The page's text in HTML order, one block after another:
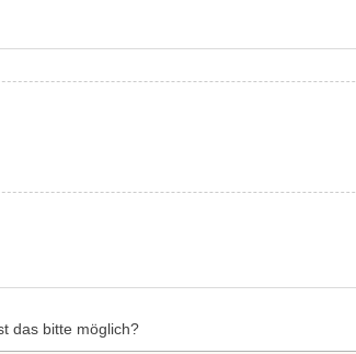
das bitte möglich?